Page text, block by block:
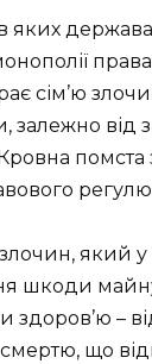
держава
сім’ю
залежно від
помста
який у
шкоди
–
що